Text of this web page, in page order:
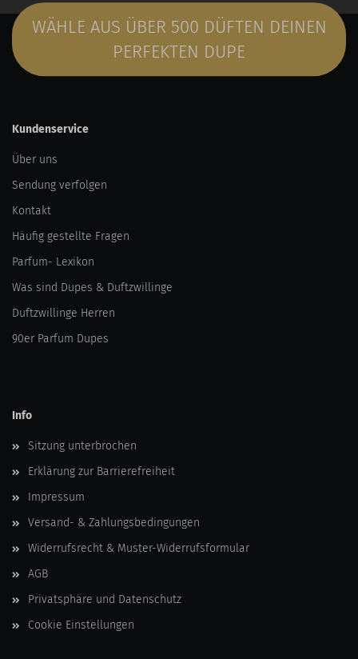
WÄHLE AUS ÜBER 500 DÜFTEN DEINEN
PERFEKTEN DUPE
Kundenservice
Über uns
Sendung verfolgen
Kontakt
Häufig gestellte Fragen
Parfum- Lexikon
Was sind Dupes & Duftzwillinge
Duftzwillinge Herren
90er Parfum Dupes
Info
Sitzung unterbrochen
Erklärung zur Barrierefreiheit
Impressum
Versand- & Zahlungsbedingungen
Widerrufsrecht & Muster-Widerrufsformular
AGB
Privatsphäre und Datenschutz
Cookie Einstellungen